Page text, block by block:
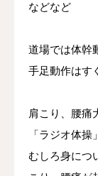
などなど
道場では体幹
手足動作はす
肩こり、腰痛
「ラジオ体操
むしろ身につ